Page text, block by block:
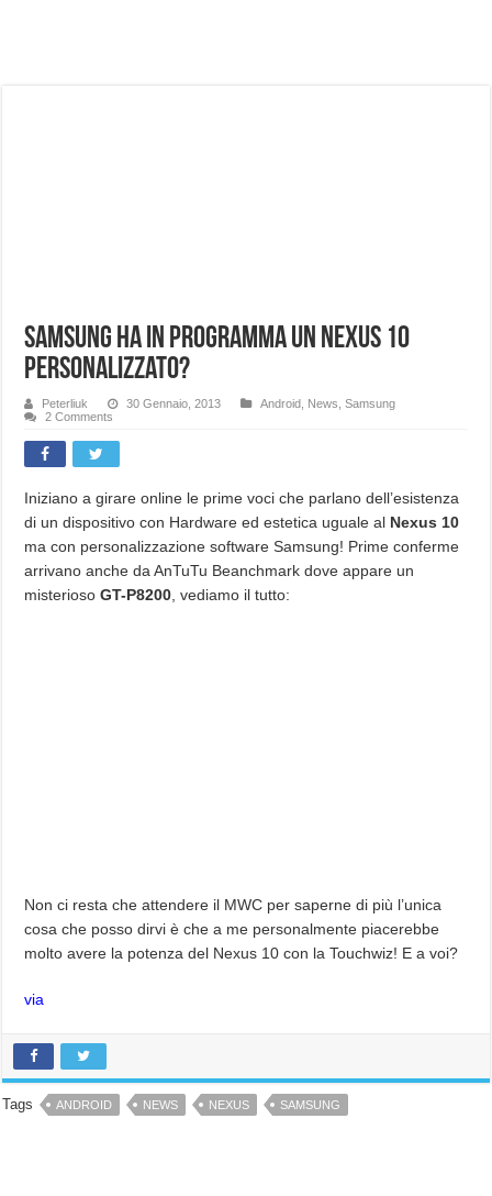
Samsung ha in programma un Nexus 10
personalizzato?
Peterliuk 30 Gennaio, 2013 Android News ,Samsung
2 Comments
Iniziano a girare online le prime voci che parlano dell’esistenza
di un dispositivo con Hardware ed estetica uguale al Nexus 10
ma con personalizzazione software Samsung! Prime conferme
arrivano anche da AnTuTu Beanchmark dove appare un
misteriosoGT-P8200 , vediamo il tutto:
Non ci resta che attendere il MWC per saperne di più l’unica
cosa che posso dirvi è che a me personalmente piacerebbe
molto avere la potenza del Nexus 10 con la Touchwiz! E a voi?
via
Tags ANDROID NEWS NEXUS SAMSUNG